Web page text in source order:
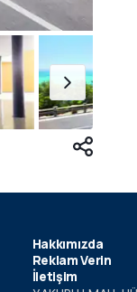
Hakkımızda
Reklam Verin
İletişim